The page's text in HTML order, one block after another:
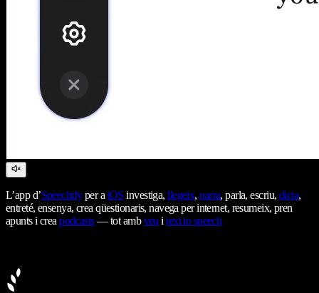
L’app d’Speechifyper aiOS investiga,llegeix,narra, parla, escriu, dicta,
entreté, ensenya, crea qüestionaris, navega per internet, resumeix, pren
apunts i creapodcasts— tot ambveuitext to speech